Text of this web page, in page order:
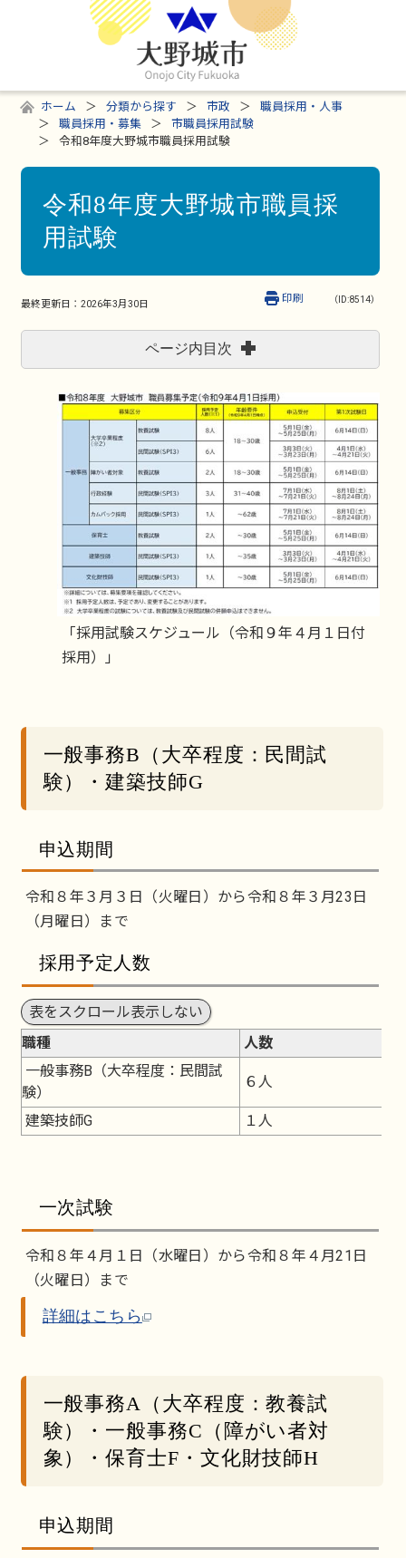
ホーム 分類から探す 市政
職員採用・人事
職員採用・募集
市職員採用試験
令和8年度大野城市職員採用試験
令和8年度大野城市職員採
用試験
最終更新日： 2026年3月30日 （ID:8514）
印刷
ページ内目次
「採用試験スケジュール（令和９年４月１日付
採用）」
一般事務B（大卒程度：民間試
験）・建築技師G
申込期間
令和８年３月３日（火曜日）から令和８年３月23日
（月曜日）まで
採用予定人数
表をスクロール表示しない
職種
人数
一般事務B（大卒程度：民間試
験）
６人
建築技師G １人
一次試験
令和８年４月１日（水曜日）から令和８年４月21日
（火曜日）まで
詳細はこちら
一般事務A（大卒程度：教養試
験）・一般事務C（障がい者対
象）・保育士F・文化財技師H
申込期間